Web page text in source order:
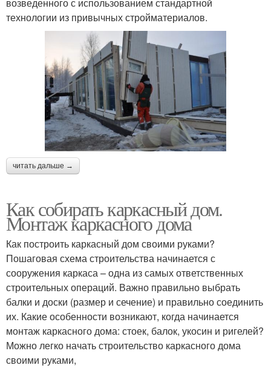
возведенного с использованием стандартной
технологии из привычных стройматериалов.
читать дальше →
Как собирать каркасный дом.
Монтаж каркасного дома
Как построить каркасный дом своими руками?
Пошаговая схема строительства начинается с
сооружения каркаса – одна из самых ответственных
строительных операций. Важно правильно выбрать
балки и доски (размер и сечение) и правильно соединить
их. Какие особенности возникают, когда начинается
монтаж каркасного дома: стоек, балок, укосин и ригелей?
Можно легко начать строительство каркасного дома
своими руками,